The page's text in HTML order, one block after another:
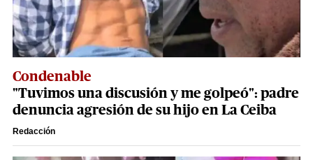
Condenable
"Tuvimos una discusión y me golpeó": padre
denuncia agresión de su hijo en La Ceiba
Redacción